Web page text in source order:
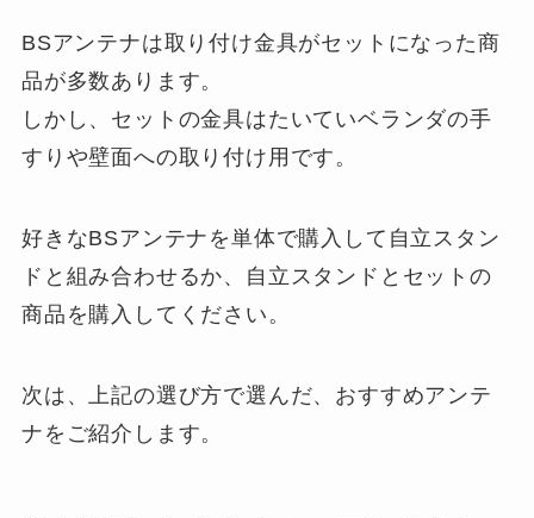
BSアンテナは取り付け金具がセットになった商
品が多数あります。
しかし、セットの金具はたいていベランダの手
すりや壁面への取り付け用です。
好きなBSアンテナを単体で購入して自立スタン
ドと組み合わせるか、自立スタンドとセットの
商品を購入してください。
次は、上記の選び方で選んだ、おすすめアンテ
ナをご紹介します。